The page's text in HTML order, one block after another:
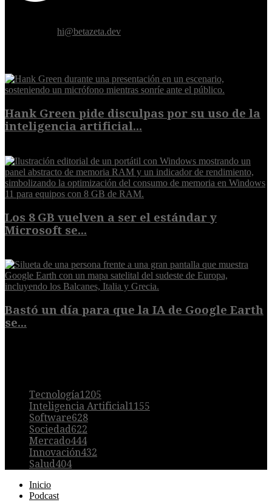
hi@betazeta.dev
Hank Green pide disculpas por su uso de la
inteligencia artificial...
Los 8 GB vuelven a ser el estándar y
Microsoft se...
Bastó un día para que la IA de Google Earth
se...
Tecnología1205
Inteligencia Artificial1155
Software628
Sociedad622
Mercado444
Innovación432
Salud404
Inicio
Podcast